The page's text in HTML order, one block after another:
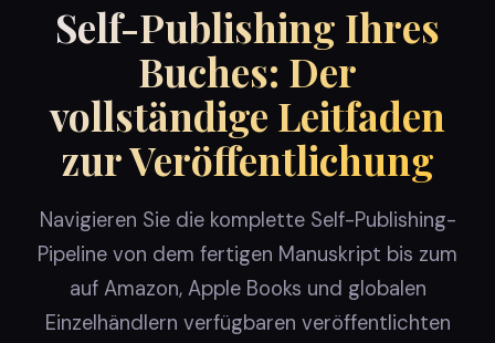
Self-Publishing Ihres
Buches: Der
vollständige Leitfaden
zur Veröffentlichung
Navigieren Sie die komplette Self-Publishing-
Pipeline von dem fertigen Manuskript bis zum
auf Amazon, Apple Books und globalen
Einzelhändlern verfügbaren veröffentlichten